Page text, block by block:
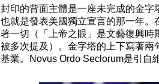
封印的背面主體是一座未完成的金字
也就是發表美國獨立宣言的那一年
著一切（「上帝之眼」是文藝復興時
被多次提及）。金字塔的上下寫著兩